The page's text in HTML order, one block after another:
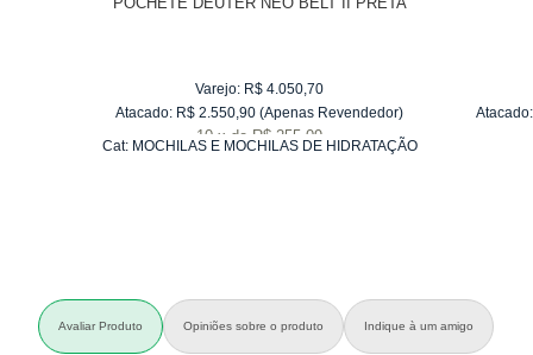
Varejo: R$ 4.050,70
Atacado: R$ 2.550,90 (Apenas Revendedor)
10 x de R$ 255,09
Cat: MOCHILAS E MOCHILAS DE HIDRATAÇÃO
Atacado:
Avaliar Produto Opiniões sobre o produto Indique à um amigo